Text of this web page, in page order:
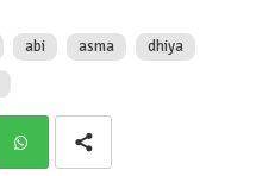
abi asma
dhiya